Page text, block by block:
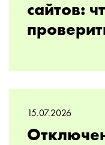
сайтов:
15.07.2026